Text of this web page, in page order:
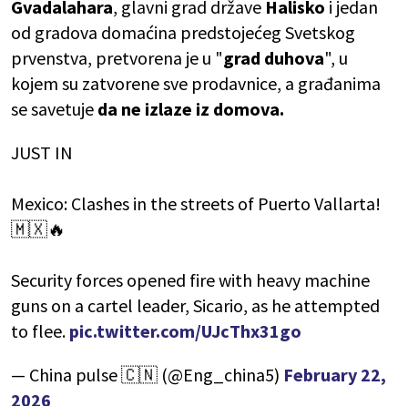
Gvadalahara, glavni grad države Halisko i jedan
od gradova domaćina predstojećeg Svetskog
prvenstva, pretvorena je u "grad duhova", u
kojem su zatvorene sve prodavnice, a građanima
se savetuje da ne izlaze iz domova.
JUST IN
Mexico: Clashes in the streets of Puerto Vallarta!
🇲🇽🔥
Security forces opened fire with heavy machine
guns on a cartel leader, Sicario, as he attempted
to flee. pic.twitter.com/UJcThx31go
— China pulse 🇨🇳 (@Eng_china5) February 22,
2026